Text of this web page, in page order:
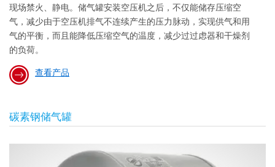
现场禁火、静电。储气罐安装空压机之后，不仅能储存压缩空
气，减少由于空压机排气不连续产生的压力脉动，实现供气和用
气的平衡，而且能降低压缩空气的温度，减少过过虑器和干燥剂
的负荷。
查看产品
碳素钢储气罐